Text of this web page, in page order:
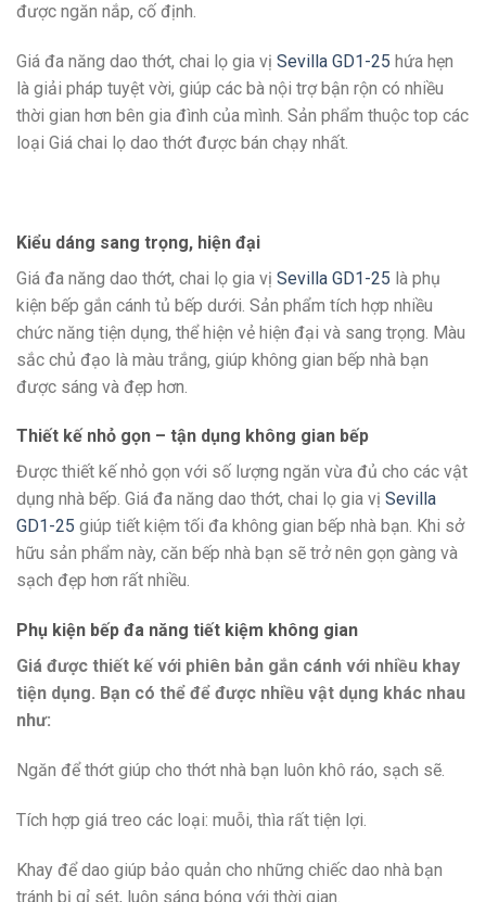
được ngăn nắp, cố định.
Giá đa năng dao thớt, chai lọ gia vị Sevilla GD1-25 hứa hẹn
là giải pháp tuyệt vời, giúp các bà nội trợ bận rộn có nhiều
thời gian hơn bên gia đình của mình. Sản phẩm thuộc top các
loại Giá chai lọ dao thớt được bán chạy nhất.
Kiểu dáng sang trọng, hiện đại
Giá đa năng dao thớt, chai lọ gia vị Sevilla GD1-25 là phụ
kiện bếp gắn cánh tủ bếp dưới. Sản phẩm tích hợp nhiều
chức năng tiện dụng, thể hiện vẻ hiện đại và sang trọng. Màu
sắc chủ đạo là màu trắng, giúp không gian bếp nhà bạn
được sáng và đẹp hơn.
Thiết kế nhỏ gọn – tận dụng không gian bếp
Được thiết kế nhỏ gọn với số lượng ngăn vừa đủ cho các vật
dụng nhà bếp. Giá đa năng dao thớt, chai lọ gia vị Sevilla
GD1-25 giúp tiết kiệm tối đa không gian bếp nhà bạn. Khi sở
hữu sản phẩm này, căn bếp nhà bạn sẽ trở nên gọn gàng và
sạch đẹp hơn rất nhiều.
Phụ kiện bếp đa năng tiết kiệm không gian
Giá được thiết kế với phiên bản gắn cánh với nhiều khay
tiện dụng. Bạn có thể để được nhiều vật dụng khác nhau
như:
Ngăn để thớt giúp cho thớt nhà bạn luôn khô ráo, sạch sẽ.
Tích hợp giá treo các loại: muỗi, thìa rất tiện lợi.
Khay để dao giúp bảo quản cho những chiếc dao nhà bạn
tránh bị gỉ sét, luôn sáng bóng với thời gian.